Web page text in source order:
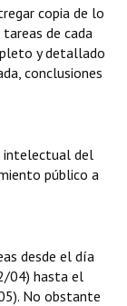
copia de lo
de cada
y detallado
conclusiones
intelectual del
público a
desde el día
04) hasta el
No obstante